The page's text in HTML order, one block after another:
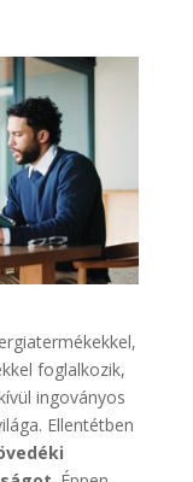
foglalkozik,
ingoványos
Ellentétben